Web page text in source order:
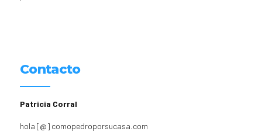
Contacto
Patricia Corral
hola [@] comopedroporsucasa.com